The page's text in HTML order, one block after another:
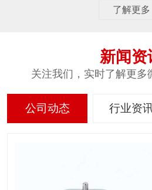
了解更多
新闻资
关注我们，实时了解更多
公司动态 行业资